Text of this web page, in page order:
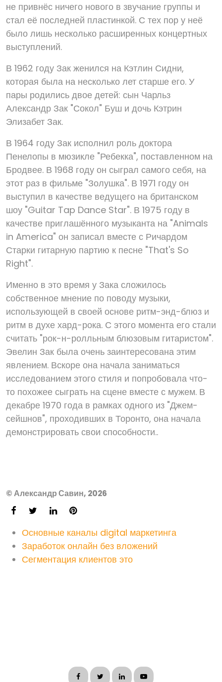
не привнёс ничего нового в звучание группы и
стал её последней пластинкой. С тех пор у неё
было лишь несколько расширенных концертных
выступлений.
В 1962 году Зак женился на Кэтлин Сидни,
которая была на несколько лет старше его. У
пары родились двое детей: сын Чарльз
Александр Зак "Сокол" Буш и дочь Кэтрин
Элизабет Зак.
В 1964 году Зак исполнил роль доктора
Пенелопы в мюзикле "Ребекка", поставленном на
Бродвее. В 1968 году он сыграл самого себя, на
этот раз в фильме "Золушка". В 1971 году он
выступил в качестве ведущего на британском
шоу "Guitar Tap Dance Star". В 1975 году в
качестве приглашённого музыканта на "Animals
in America" он записал вместе с Ричардом
Старки гитарную партию к песне "That's So
Right".
Именно в это время у Зака сложилось
собственное мнение по поводу музыки,
использующей в своей основе ритм-энд-блюз и
ритм в духе хард-рока. С этого момента его стали
считать "рок-н-ролльным блюзовым гитаристом".
Эвелин Зак была очень заинтересована этим
явлением. Вскоре она начала заниматься
исследованием этого стиля и попробовала что-
то похожее сыграть на сцене вместе с мужем. В
декабре 1970 года в рамках одного из "Джем-
сейшнов", проходивших в Торонто, она начала
демонстрировать свои способности..
© Александр Савин, 2026
Основные каналы digital маркетинга
Заработок онлайн без вложений
Сегментация клиентов это